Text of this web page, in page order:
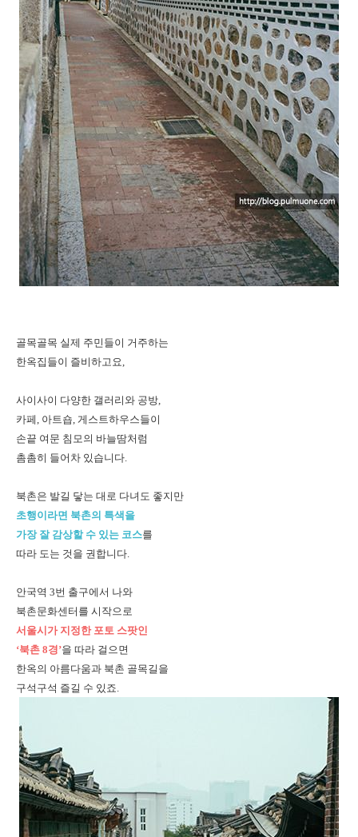
골목골목 실제 주민들이 거주하는
한옥집들이 즐비하고요,
사이사이 다양한 갤러리와 공방,
카페, 아트숍, 게스트하우스들이
손끝 여문 침모의 바늘땀처럼
촘촘히 들어차 있습니다.
북촌은 발길 닿는 대로 다녀도 좋지만
초행이라면 북촌의 특색을
가장 잘 감상할 수 있는 코스를
따라 도는 것을 권합니다.
안국역 3번 출구에서 나와
북촌문화센터를 시작으로
서울시가 지정한 포토 스팟인
‘북촌 8경’을 따라 걸으면
한옥의 아름다움과 북촌 골목길을
구석구석 즐길 수 있죠.